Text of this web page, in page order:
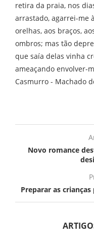
retira da praia, nos
arrastado, agarrei-me
orelhas, aos braços,
ombros; mas tão
que saía delas vinha
ameaçando envolver-
Casmurro - Machado
Novo romance
Preparar as